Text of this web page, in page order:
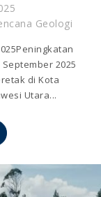
Geologi
2025
di Kota
Utara...